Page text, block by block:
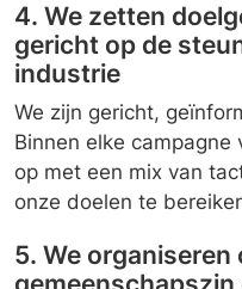
4. We zetten
gericht op de
industrie
We zijn gericht,
Binnen elke
op met een mix van
onze doelen te
5. We